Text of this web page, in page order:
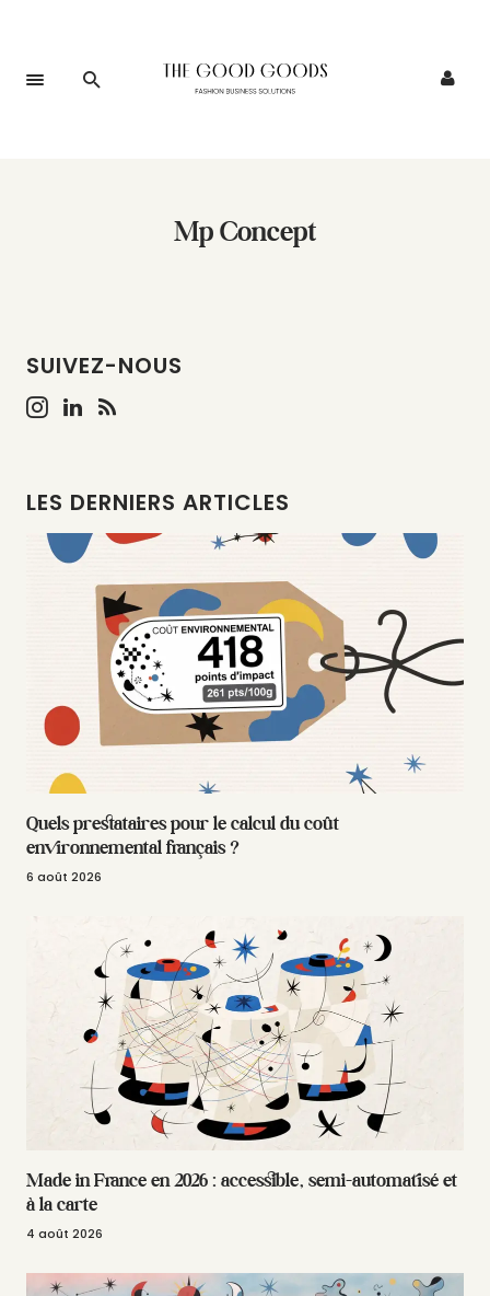
Mp Concept
SUIVEZ-NOUS
LES DERNIERS ARTICLES
Quels prestataires pour le calcul du coût
environnemental français ?
6 août 2026
Made in France en 2026 : accessible, semi-automatisé et
à la carte
4 août 2026